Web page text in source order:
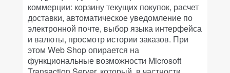
коммерции: корзину текущих покупок, расчет
доставки, автоматическое уведомление по
электронной почте, выбор языка интерфейса
и валюты, просмотр истории заказов. При
этом Web Shop опирается на
функциональные возможности Microsoft